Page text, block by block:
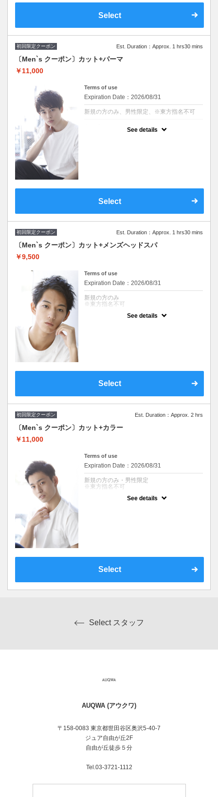
Select
初回限定クーポン Est. Duration：Approx. 1 hrs30 mins
〔Men`s クーポン〕カット+パーマ
￥11,000
Terms of use
Expiration Date：2026/08/31
新規の方のみ、男性限定、※東方指名不可
See details
Select
初回限定クーポン Est. Duration：Approx. 1 hrs30 mins
〔Men`s クーポン〕カット+メンズヘッドスパ
￥9,500
Terms of use
Expiration Date：2026/08/31
新規の方のみ
※東方指名不可
See details
Select
初回限定クーポン Est. Duration：Approx. 2 hrs
〔Men`s クーポン〕カット+カラー
￥11,000
Terms of use
Expiration Date：2026/08/31
新規の方のみ・男性限定
※東方指名不可
See details
Select
Select スタッフ
AUQWA (アウクワ)
〒158-0083 東京都世田谷区奥沢5-40-7
ジュア自由が丘2F
自由が丘徒歩５分
Tel.03-3721-1112